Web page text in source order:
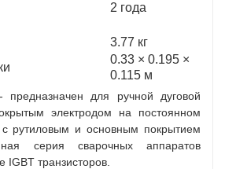
2 года
3.77 кг
0.33 × 0.195 ×
0.115 м
для ручной дуговой
электродом на постоянном
рутиловым и основным покрытием
серия сварочных аппаратов
IGBT транзисторов.